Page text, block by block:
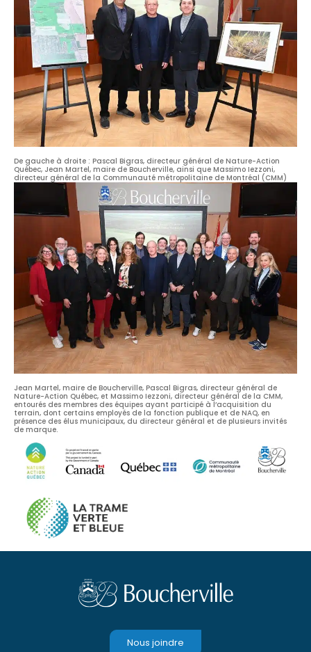
De gauche à droite : Pascal Bigras, directeur général de Nature-Action
Québec, Jean Martel, maire de Boucherville, ainsi que Massimo Iezzoni,
directeur général de la Communauté métropolitaine de Montréal (CMM)
Jean Martel, maire de Boucherville, Pascal Bigras, directeur général de
Nature-Action Québec, et Massimo Iezzoni, directeur général de la CMM,
entourés des membres des équipes ayant participé à l’acquisition du
terrain, dont certains employés de la fonction publique et de NAQ, en
présence des élus municipaux, du directeur général et de plusieurs invités
de marque.
Nous joindre